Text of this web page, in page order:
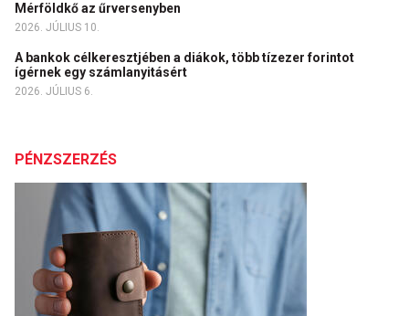
Mérföldkő az űrversenyben
2026. JÚLIUS 10.
A bankok célkeresztjében a diákok, több tízezer forintot
ígérnek egy számlanyitásért
2026. JÚLIUS 6.
PÉNZSZERZÉS